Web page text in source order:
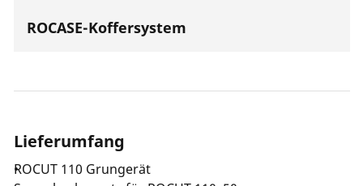
ROCASE-Koffersystem
Lieferumfang
ROCUT 110 Grungerät